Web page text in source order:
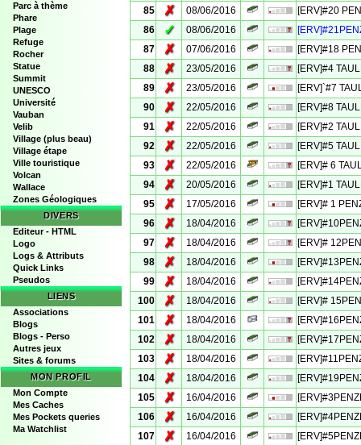
Parc à thème
Phare
Plage
Refuge
Rocher
Statue
Summit
UNESCO
Université
Vauban
Velib
Village (plus beau)
Village étape
Ville touristique
Volcan
Wallace
Zones Géologiques
DIVERS
Editeur - HTML
Logo
Logs & Attributs
Quick Links
Pseudos
LIENS
Associations
Blogs
Blogs - Perso
Autres jeux
Sites & forums
MON PROFIL
Mon Compte
Mes Caches
Mes Pockets queries
Ma Watchlist
85
✗ 08/06/2016
[ERV]#20
86
✓ 08/06/2016
87
✗ 07/06/2016
[ERV]#18
88
✗ 23/05/2016
[ERV]#4
89
✗ 23/05/2016
[ERV]`#7
90
✗ 22/05/2016
[ERV]#8
91
✗ 22/05/2016
[ERV]#2
92
✗ 22/05/2016
[ERV]#5
93
✗ 22/05/2016
[ERV]# 6
94
✗ 20/05/2016
[ERV]#1
95
✗ 17/05/2016
[ERV]# 1
96
✗ 18/04/2016
97
✗ 18/04/2016
[ERV]#
98
✗ 18/04/2016
99
✗ 18/04/2016
100
✗ 18/04/2016
[ERV]#
101
✗ 18/04/2016
102
✗ 18/04/2016
103
✗ 18/04/2016
104
✗ 18/04/2016
105
✗ 16/04/2016
106
✗ 16/04/2016
107
✗ 16/04/2016